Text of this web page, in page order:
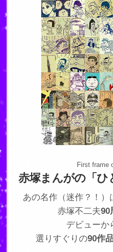
First frame
赤塚まんがの「ひ
あの名作（迷作？！）
赤塚不二夫90
デビューか
選りすぐりの90作